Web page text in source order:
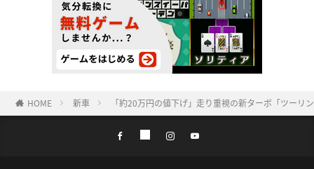
HOME 新車 「約20万円の値下げ」走り重視の新ターボ「ツー